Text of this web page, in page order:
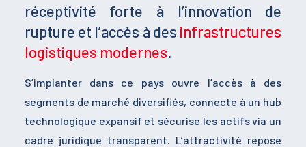
réceptivité forte à l’innovation de
rupture et l’accès à des infrastructures
logistiques modernes.
S’implanter dans ce pays ouvre l’accès à des
segments de marché diversifiés, connecte à un hub
technologique expansif et sécurise les actifs via un
cadre juridique transparent. L’attractivité repose